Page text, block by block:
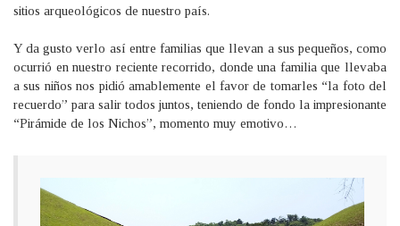
sitios arqueológicos de nuestro país.
Y da gusto verlo así entre familias que llevan a sus pequeños, como
ocurrió en nuestro reciente recorrido, donde una familia que llevaba
a sus niños nos pidió amablemente el favor de tomarles “la foto del
recuerdo” para salir todos juntos, teniendo de fondo la impresionante
“Pirámide de los Nichos”, momento muy emotivo…